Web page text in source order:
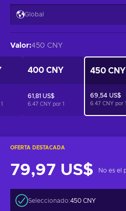
OFERTA DESTACADA
79,97 US$ No es el
Seleccionado:450 CNY
Global
Valor:450 CNY
1
400 CNY
61,81 US$
6.47 CNY por 1
450 CNY
69,54 US$
6.47 CNY por 1